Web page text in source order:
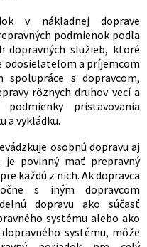
v nákladnej doprave
podmienok podľa
dopravných služieb, ktoré
odosielateľom a príjemcom
spolupráce s dopravcom,
rôznych druhov vecí a
pristavovania
a vykládku.
osobnú dopravu aj
je povinný mať prepravný
každú z nich. Ak dopravca
s iným dopravcom
dopravu ako súčasť
systému alebo ako
systému, môže